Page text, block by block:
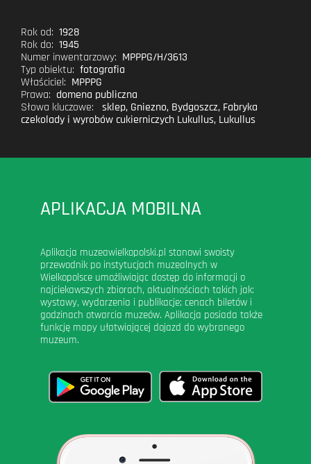
Rok od: 1928
Rok do: 1945
Numer inwentarzowy: MPPPG/H/3613
Typ obiektu: fotografia
Właściciel: MPPPG
Prawa: domena publiczna
Słowa kluczowe:
sklep, Gniezno, Bydgoszcz, Fabryka
czekolady i wyrobów cukierniczych Lukullus, Lukullus
APLIKACJA MOBILNA
Aplikacja muzeawielkopolski.pl stanowi swoisty
przewodnik po instytucjach muzealnych w
Wielkopolsce umożliwiając dostęp do informacji o
najciekawszych zbiorach, aktualnościach takich jak:
wystawy, wydarzenia i publikacje; cenach biletów i
godzinach otwarcia muzeów. Aplikacja posiada także
funkcję mapy ułatwiającej dojazd do wybranego
muzeum.